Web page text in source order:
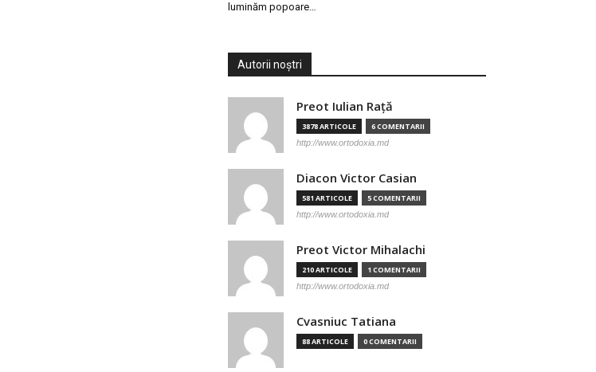
luminăm popoare…
Autorii noștri
Preot Iulian Raţă
3878 ARTICOLE 6 COMENTARII
http://www.ortodoxia.md
Diacon Victor Casian
581 ARTICOLE 5 COMENTARII
http://www.ortodoxia.md
Preot Victor Mihalachi
210 ARTICOLE 1 COMENTARII
http://www.ortodoxia.md
Cvasniuc Tatiana
88 ARTICOLE 0 COMENTARII